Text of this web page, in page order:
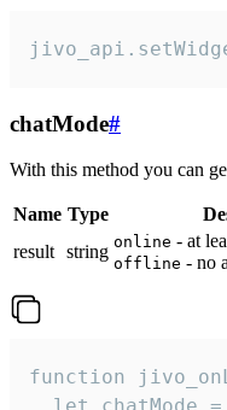
chatMode#
With this method you can
Name Type
result string online - at
offline - no
function